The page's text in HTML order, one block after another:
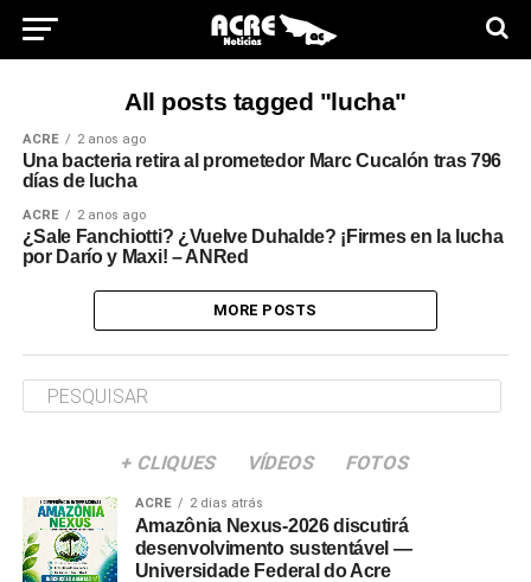
All posts tagged "lucha"
ACRE 2 anos ago
Una bacteria retira al prometedor Marc Cucalón tras 796
días de lucha
ACRE 2 anos ago
¿Sale Fanchiotti? ¿Vuelve Duhalde? ¡Firmes en la lucha
por Darío y Maxi! – ANRed
MORE POSTS
+ CLIQUES VÍDEOS FOTOS
ACRE 2 dias atrás
Amazônia Nexus-2026 discutirá
desenvolvimento sustentável —
Universidade Federal do Acre